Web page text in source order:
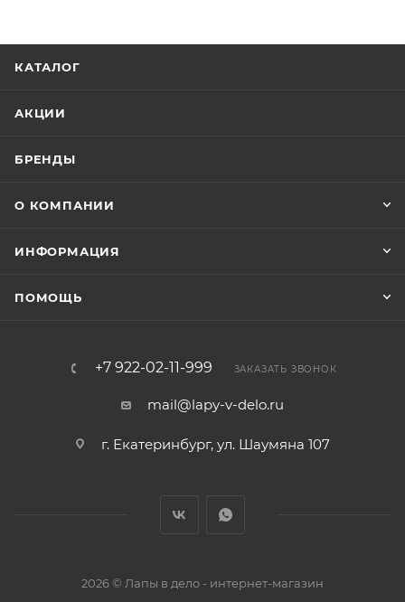
КАТАЛОГ
АКЦИИ
БРЕНДЫ
О КОМПАНИИ
ИНФОРМАЦИЯ
ПОМОЩЬ
+7 922-02-11-999 ЗАКАЗАТЬ ЗВОНОК
mail@lapy-v-delo.ru
г. Екатеринбург, ул. Шаумяна 107
2026 © Лапы в дело - интернет-магазин